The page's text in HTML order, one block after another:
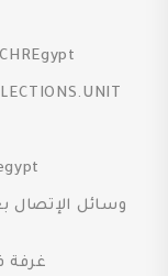
وسائل
غرفة